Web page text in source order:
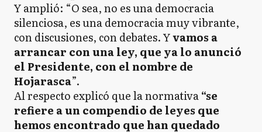
Y amplió: “O sea, no es una democracia
silenciosa, es una democracia muy vibrante,
con discusiones, con debates. Yvamos a
arrancar con una ley, que ya lo anunció
el Presidente, con el nombre de
Hojarasca”.
Al respecto explicó que la normativa“se
refiere a un compendio de leyes que
hemos encontrado que han quedado